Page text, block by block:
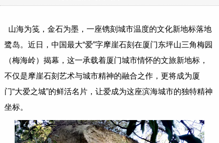
山海为笺，金石为墨，一座镌刻城市温度的文化新地标落地
鹭岛。近日，中国最大“爱”字摩崖石刻在厦门东坪山三角梅园
（梅海岭）揭幕，这一承载着厦门城市情怀的文旅新地标，
不仅是摩崖石刻艺术与城市精神的融合之作，更将成为厦
门“大爱之城”的鲜活名片，让爱成为这座滨海城市的独特精神
坐标。